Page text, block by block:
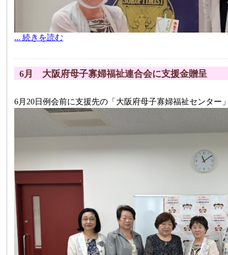
... 続きを読む
6月 大阪府母子寡婦福祉連合会に支援金贈呈
6月20日例会前に支援先の「大阪府母子寡婦福祉センター